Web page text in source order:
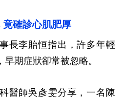
確診心肌肥厚
長李貽恒指出，許多年輕
期症狀卻常被忽略。
醫師吳彥雯分享，一名陳